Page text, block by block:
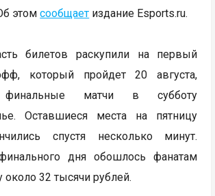
этомсообщает издание Esports.ru.
билетов раскупили на первый
который пройдет 20 августа,
матчи в субботу
Оставшиеся места на пятницу
спустя несколько минут.
дня обошлось фанатам
32 тысячи рублей.